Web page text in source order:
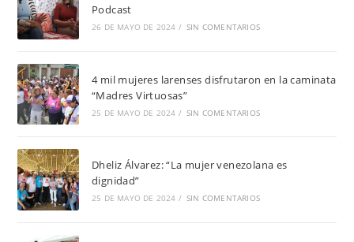
Podcast
26 DE MAYO DE 2024 / SIN COMENTARIOS
4 mil mujeres larenses disfrutaron en la caminata
“Madres Virtuosas”
25 DE MAYO DE 2024 / SIN COMENTARIOS
Dheliz Álvarez: “La mujer venezolana es
dignidad”
25 DE MAYO DE 2024 / SIN COMENTARIOS